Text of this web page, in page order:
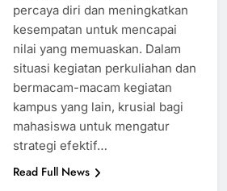
percaya diri dan meningkatkan
kesempatan untuk mencapai
nilai yang memuaskan. Dalam
situasi kegiatan perkuliahan dan
bermacam-macam kegiatan
kampus yang lain, krusial bagi
mahasiswa untuk mengatur
strategi efektif…
Read Full News